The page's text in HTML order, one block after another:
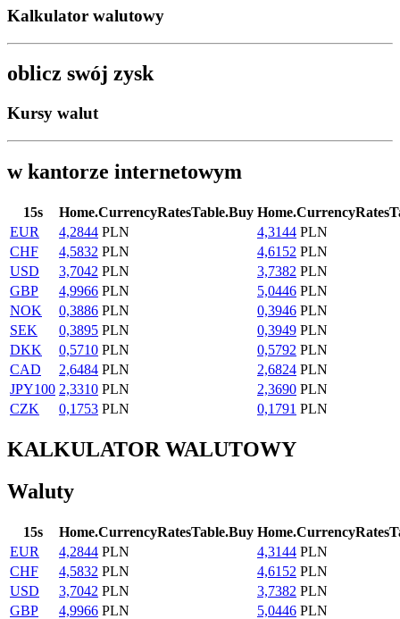
Kalkulator walutowy
oblicz swój zysk
Kursy walut
w kantorze internetowym
15s Home.CurrencyRatesTable.Buy
EUR
4,2844 PLN 4,3144 PLN
CHF
4,5832 PLN 4,6152 PLN
USD
3,7042 PLN 3,7382 PLN
GBP
4,9966 PLN 5,0446 PLN
NOK
0,3886 PLN 0,3946 PLN
SEK
0,3895 PLN 0,3949 PLN
DKK
0,5710 PLN 0,5792 PLN
CAD
2,6484 PLN 2,6824 PLN
JPY100 2,3310 PLN 2,3690 PLN
CZK
0,1753 PLN 0,1791 PLN
KALKULATOR WALUTOWY
Waluty
15s Home.CurrencyRatesTable.Buy
EUR
4,2844 PLN 4,3144 PLN
CHF
4,5832 PLN 4,6152 PLN
USD
3,7042 PLN 3,7382 PLN
GBP
4,9966 PLN 5,0446 PLN